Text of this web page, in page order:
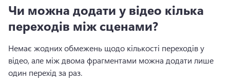
Чи можна додати у відео кілька
переходів між сценами?
Немає жодних обмежень щодо кількості переходів у
відео, але між двома фрагментами можна додати лише
один перехід за раз.